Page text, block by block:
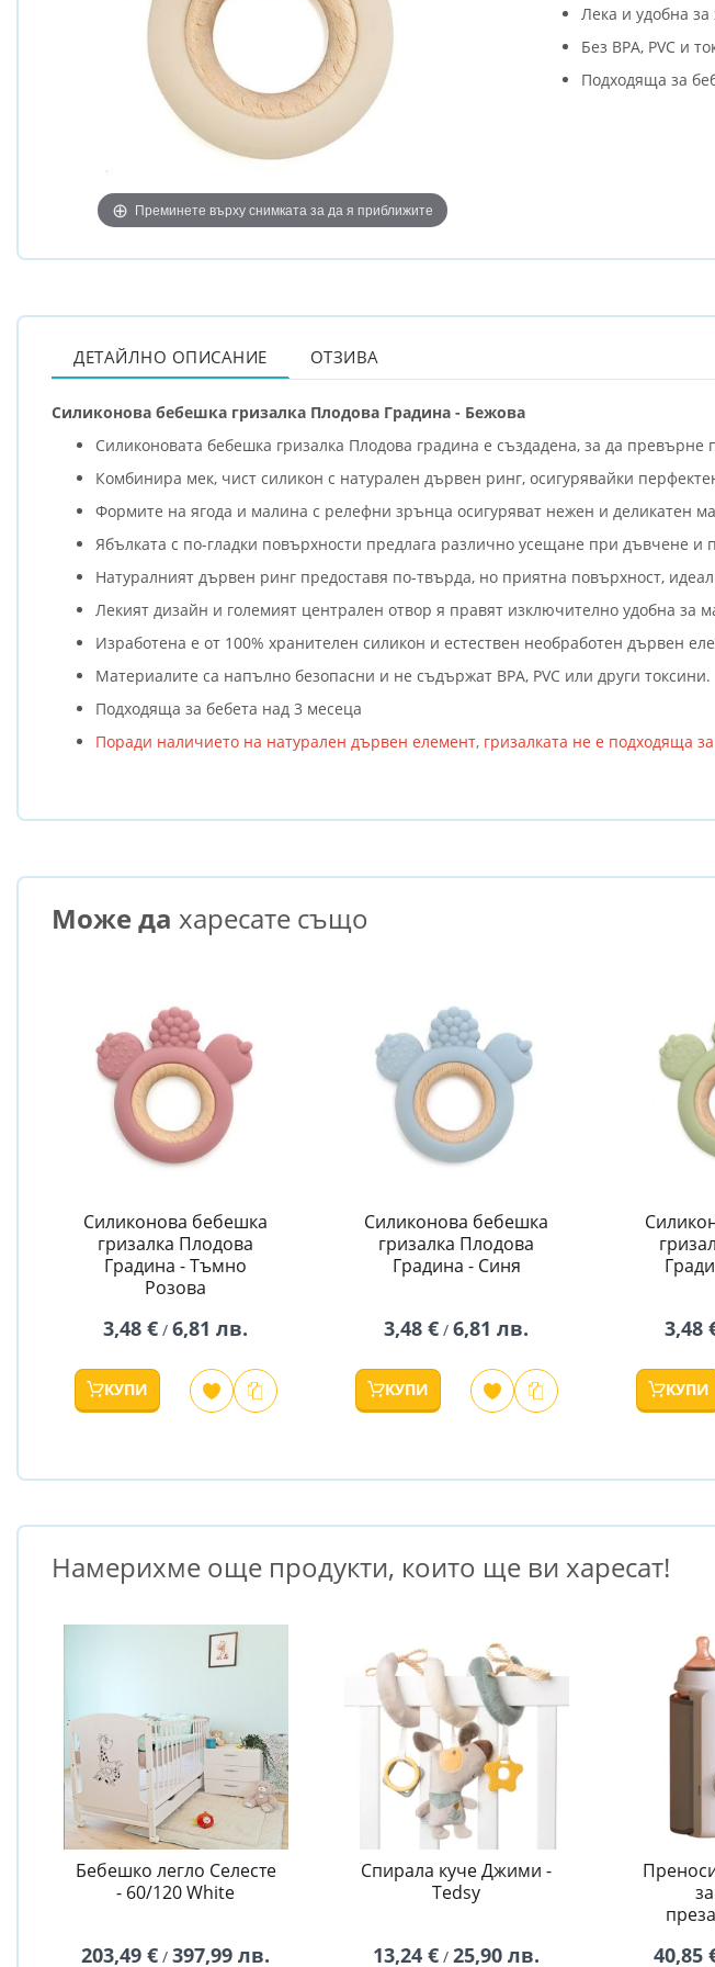
Лека и удобна
Без BPA, PVC и
Подходяща за
Преминете върху снимката за да я приближите
ДЕТАЙЛНО ОПИСАНИЕ
Силиконова бебешка гризалка Плодова Градина - Бежова
Силиконовата бебешка гризалка Плодова градина е създадена, за да
Комбинира мек, чист силикон с натурален дървен ринг, осигурявайки
Формите на ягода и малина с релефни зрънца осигуряват нежен и деликатен
Ябълката с по-гладки повърхности предлага различно усещане при дъвчене и
Натуралният дървен ринг предоставя по-твърда, но приятна повърхност,
Лекият дизайн и големият централен отвор я правят изключително удобна за
Изработена е от 100% хранителен силикон и естествен необработен дървен
Материалите са напълно безопасни и не съдържат BPA, PVC или други токсини.
Подходяща за бебета над 3 месеца
Поради наличието на натурален дървен елемент, гризалката не е подходяща
ОТЗИВА
Може да харесате също
Силиконова бебешка
гризалка Плодова
Градина - Тъмно
Розова
3,48 € / 6,81 лв.
КУПИ
Силиконова бебешка
гризалка Плодова
Градина - Синя
3,48 € / 6,81 лв.
КУПИ
3,48
КУПИ
Намерихме още продукти, които ще ви харесат!
Бебешко легло Селесте
- 60/120 White
203,49 € / 397,99 лв.
Спирала куче Джими -
Tedsy
13,24 € / 25,90 лв. 40,85